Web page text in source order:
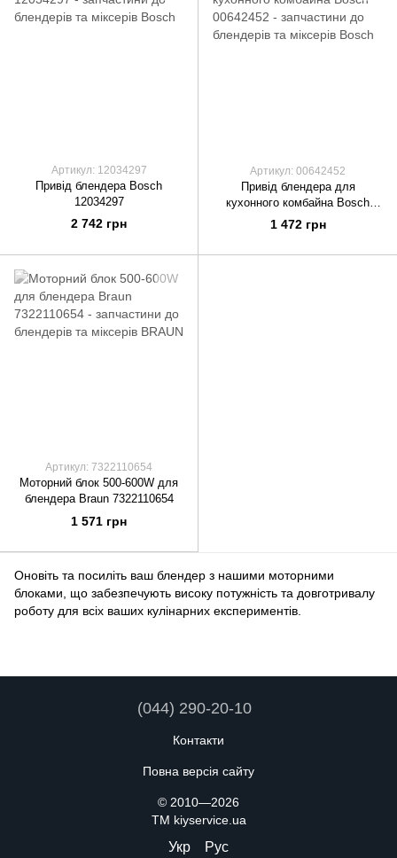
Артикул: 12034297
Привід блендера Bosch
12034297
2 742 грн
Артикул: 00642452
Привід блендера для
кухонного комбайна Bosch
00642452
1 472 грн
Артикул: 7322110654
Моторний блок 500-600W для
блендера Braun 7322110654
1 571 грн
Оновіть та посиліть ваш блендер з нашими моторними
блоками, що забезпечують високу потужність та довготривалу
роботу для всіх ваших кулінарних експериментів.
(044) 290-20-10
Контакти
Повна версія сайту
© 2010—2026
TM kiyservice.ua
Укр Рус